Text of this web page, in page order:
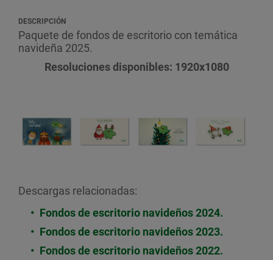
DESCRIPCIÓN
Paquete de fondos de escritorio con temática
navideña 2025.
Resoluciones disponibles: 1920x1080
Descargas relacionadas:
Fondos de escritorio navideños 2024.
Fondos de escritorio navideños 2023.
Fondos de escritorio navideños 2022.